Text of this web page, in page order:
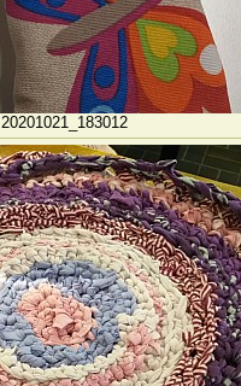
20201021_183012